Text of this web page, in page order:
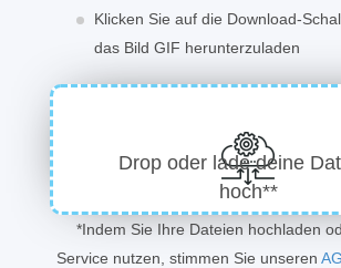
Klicken Sie auf die Download-
das Bild GIF herunterzuladen
Drop oder lade deine
hoch**
*Indem Sie Ihre Dateien hochladen
Service nutzen, stimmen Sie unseren